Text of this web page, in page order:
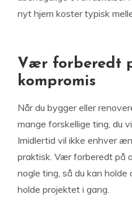
nyt hjem koster typisk
Vær forberedt
kompromis
Når du bygger eller
mange forskellige ting, du
Imidlertid vil ikke enhver
praktisk. Vær forberedt på
nogle ting, så du kan
holde projektet i gang.